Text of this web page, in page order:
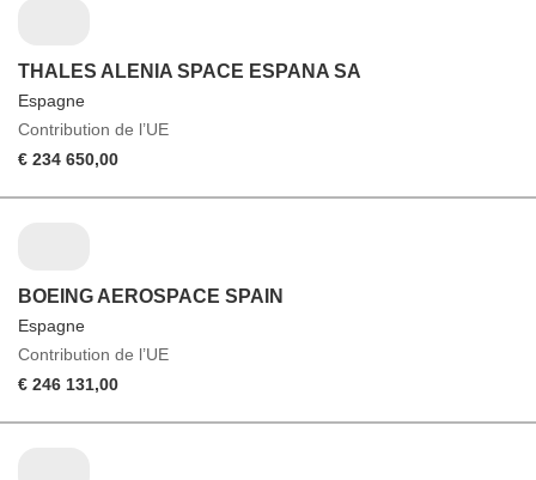
THALES ALENIA SPACE ESPANA SA
Espagne
Contribution de l’UE
€ 234 650,00
BOEING AEROSPACE SPAIN
Espagne
Contribution de l’UE
€ 246 131,00